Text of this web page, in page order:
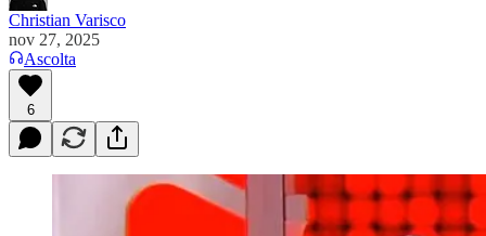
Christian Varisco
nov 27, 2025
Ascolta
6